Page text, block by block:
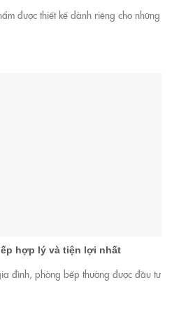
được thiết kế dành riêng cho những
hợp lý và tiện lợi nhất
đình, phòng bếp thường được đầu tư